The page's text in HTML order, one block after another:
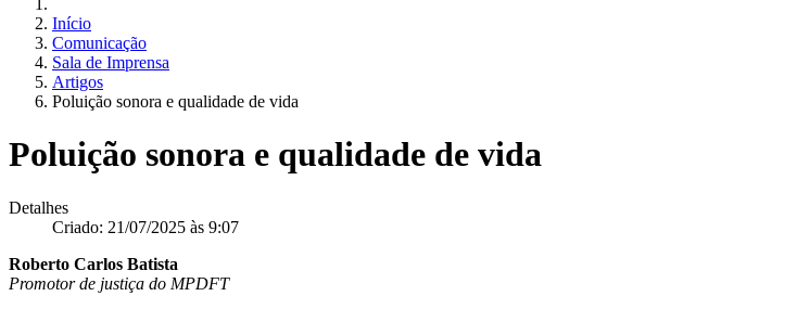
Início
Comunicação
Sala de Imprensa
Artigos
Poluição sonora e qualidade de vida
Poluição sonora e qualidade de vida
Detalhes
Criado: 21/07/2025 às 9:07
Roberto Carlos Batista
Promotor de justiça do MPDFT